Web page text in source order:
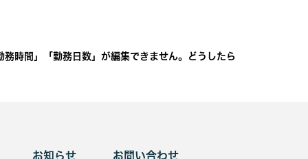
時間」「勤務日数」が編集できません。どうしたら
お知らせ お問い合わせ